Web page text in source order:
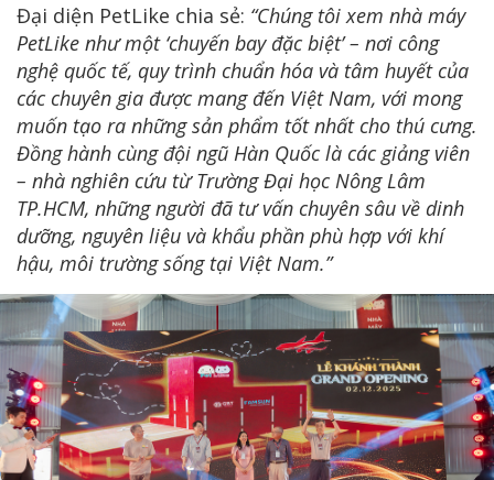
Đại diện PetLike chia sẻ: “Chúng tôi xem nhà máy
PetLike như một ‘chuyến bay đặc biệt’ – nơi công
nghệ quốc tế, quy trình chuẩn hóa và tâm huyết của
các chuyên gia được mang đến Việt Nam, với mong
muốn tạo ra những sản phẩm tốt nhất cho thú cưng.
Đồng hành cùng đội ngũ Hàn Quốc là các giảng viên
– nhà nghiên cứu từ Trường Đại học Nông Lâm
TP.HCM, những người đã tư vấn chuyên sâu về dinh
dưỡng, nguyên liệu và khẩu phần phù hợp với khí
hậu, môi trường sống tại Việt Nam.”